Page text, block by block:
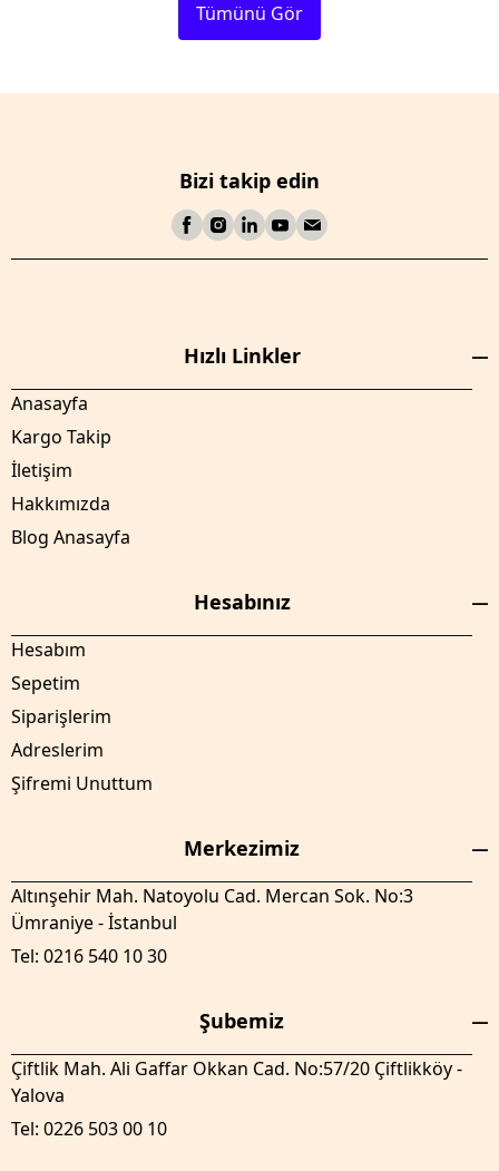
Tümünü Gör
Bizi takip edin
Hızlı Linkler
Anasayfa
Kargo Takip
İletişim
Hakkımızda
Blog Anasayfa
Hesabınız
Hesabım
Sepetim
Siparişlerim
Adreslerim
Şifremi Unuttum
Merkezimiz
Altınşehir Mah. Natoyolu Cad. Mercan Sok. No:3
Ümraniye - İstanbul
Tel: 0216 540 10 30
Şubemiz
Çiftlik Mah. Ali Gaffar Okkan Cad. No:57/20 Çiftlikköy -
Yalova
Tel: 0226 503 00 10